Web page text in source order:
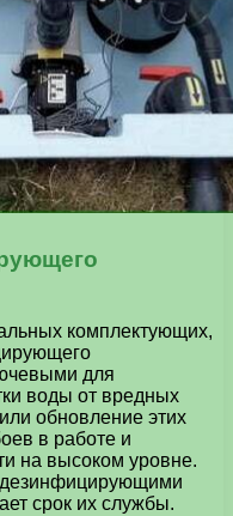
комплектующих,
для
воды от вредных
обновление этих
в работе и
на высоком уровне.
дезинфицирующими
срок их службы.